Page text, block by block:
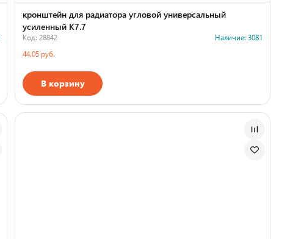
кронштейн для радиатора угловой универсальный
усиленный К7.7
Код: 28842
Наличие: 3081
44.05 руб.
В корзину